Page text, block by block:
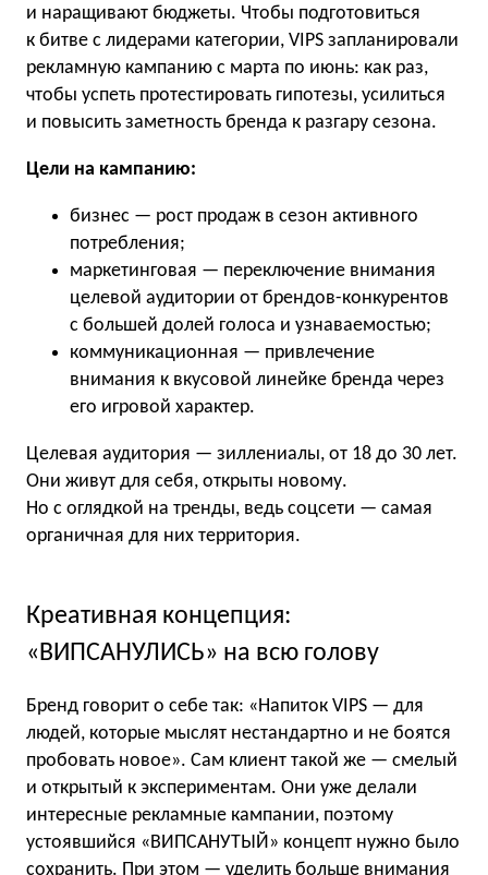
и наращивают бюджеты. Чтобы подготовиться
к битве с лидерами категории, VIPS запланировали
рекламную кампанию с марта по июнь: как раз,
чтобы успеть протестировать гипотезы, усилиться
и повысить заметность бренда к разгару сезона.
Цели на кампанию:
бизнес — рост продаж в сезон активного
потребления;
маркетинговая — переключение внимания
целевой аудитории от брендов-конкурентов
с большей долей голоса и узнаваемостью;
коммуникационная — привлечение
внимания к вкусовой линейке бренда через
его игровой характер.
Целевая аудитория — зиллениалы, от 18 до 30 лет.
Они живут для себя, открыты новому.
Но с оглядкой на тренды, ведь соцсети — самая
органичная для них территория.
Креативная концепция:
«ВИПСАНУЛИСЬ» на всю голову
Бренд говорит о себе так: «Напиток VIPS — для
людей, которые мыслят нестандартно и не боятся
пробовать новое». Сам клиент такой же — смелый
и открытый к экспериментам. Они уже делали
интересные рекламные кампании, поэтому
устоявшийся «ВИПСАНУТЫЙ» концепт нужно было
сохранить. При этом — уделить больше внимания